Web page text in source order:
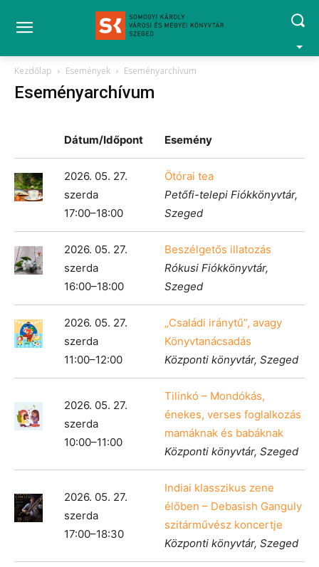
Kezdőlap Események Eseményarchívum
Eseményarchívum
Dátum/Időpont Esemény
2026. 05. 27.
szerda
17:00–18:00
Ötórai tea
Petőfi-telepi Fiókkönyvtár,
Szeged
2026. 05. 27.
szerda
16:00–18:00
Beszélgetős illatozás
Rókusi Fiókkönyvtár,
Szeged
2026. 05. 27.
szerda
11:00–12:00
„Családi iránytű”, avagy
Könyvtanácsadás
Központi könyvtár, Szeged
2026. 05. 27.
szerda
10:00–11:00
Tilinkó – Mondókás,
énekes, verses foglalkozás
mamáknak és babáknak
Központi könyvtár, Szeged
2026. 05. 27.
szerda
17:00–18:30
Indiai klasszikus zene
élőben – Debasish Ganguly
szitárművész koncertje
Központi könyvtár, Szeged